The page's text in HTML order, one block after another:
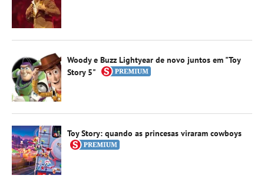
Woody e Buzz Lightyear de novo juntos em "Toy
Story 5"
Toy Story: quando as princesas viraram cowboys